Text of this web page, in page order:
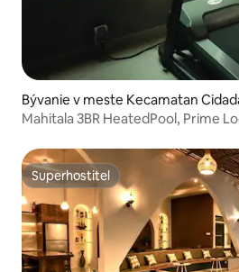
Bývanie v meste Kecamatan
Mahitala 3BR HeatedPool, Prime
Superhostiteľ
Superhostiteľ